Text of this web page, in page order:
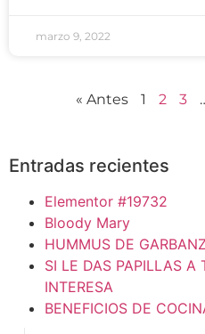
marzo 9, 2022
« Antes 1 2 3
Entradas recientes
Elementor #19732
Bloody Mary
HUMMUS DE
SI LE DAS PAPILLAS A
INTERESA
BENEFICIOS DE